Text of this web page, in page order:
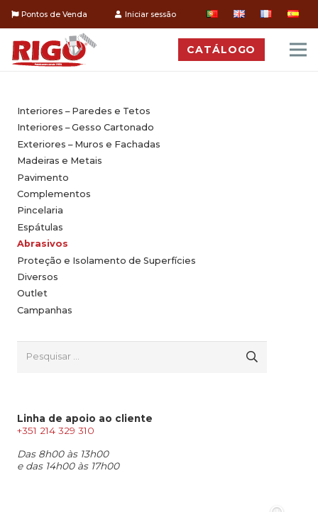
Pontos de Venda Iniciar sessão
CATÁLOGO
Interiores – Paredes e Tetos
Interiores – Gesso Cartonado
Exteriores – Muros e Fachadas
Madeiras e Metais
Pavimento
Complementos
Pincelaria
Espátulas
Abrasivos
Proteção e Isolamento de Superfícies
Diversos
Outlet
Campanhas
Linha de apoio ao cliente
+351 214 329 310
Das 8h00 às 13h00
e das 14h00 às 17h00